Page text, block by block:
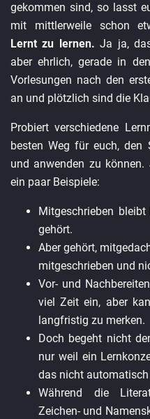
gekommen sind, so lasst
mit mittlerweile schon
Lernt zu lernen. Ja ja,
aber ehrlich, gerade in
Vorlesungen nach den
an und plötzlich sind die
Probiert verschiedene
besten Weg für euch, den
und anwenden zu können.
ein paar Beispiele:
Mitgeschrieben
gehört.
Aber gehört,
mitgeschrieben und
Vor- und
viel Zeit ein, aber
langfristig zu merken.
Doch begeht nicht
nur weil ein
das nicht
Während die
Zeichen- und